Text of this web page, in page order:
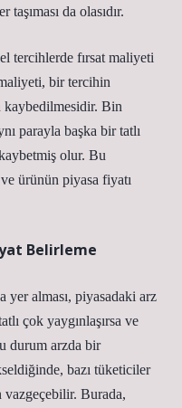
da olasıdır.
tercihlerde fırsat maliyeti
bir tercihin
kaybedilmesidir. Bin
parayla başka bir tatlı
olur. Bu
ürünün piyasa fiyatı
Belirleme
yer alması, piyasadaki arz
çok yaygınlaşırsa ve
durum arzda bir
bazı tüketiciler
vazgeçebilir. Burada,